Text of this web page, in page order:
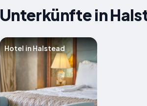
Unterkünfte in
Hotel in Halstead